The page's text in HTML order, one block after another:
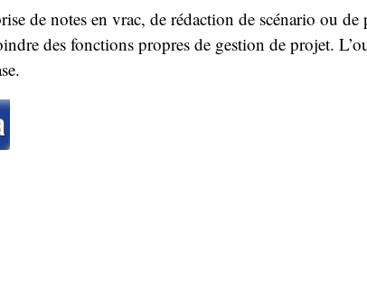
de notes en vrac, de rédaction de scénario ou de
des fonctions propres de gestion de projet.